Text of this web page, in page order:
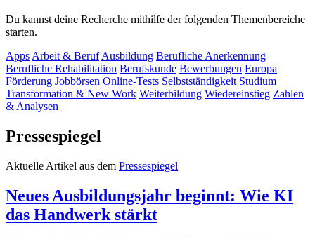
Du kannst deine Recherche mithilfe der folgenden Themenbereiche
starten.
Apps Arbeit & Beruf Ausbildung Berufliche Anerkennung
Berufliche Rehabilitation Berufskunde Bewerbungen Europa
Förderung Jobbörsen Online-Tests Selbstständigkeit Studium
Transformation & New Work Weiterbildung Wiedereinstieg Zahlen
& Analysen
Pressespiegel
Aktuelle Artikel aus dem Pressespiegel
Neues Ausbildungsjahr beginnt: Wie KI
das Handwerk stärkt